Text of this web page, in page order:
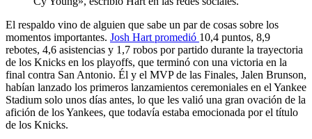
El respaldo vino de alguien que sabe un par de cosas sobre los
momentos importantes. Josh Hart promedió 10,4 puntos, 8,9
rebotes, 4,6 asistencias y 1,7 robos por partido durante la trayectoria
de los Knicks en los playoffs, que terminó con una victoria en la
final contra San Antonio. Él y el MVP de las Finales, Jalen Brunson,
habían lanzado los primeros lanzamientos ceremoniales en el Yankee
Stadium solo unos días antes, lo que les valió una gran ovación de la
afición de los Yankees, que todavía estaba emocionada por el título
de los Knicks.